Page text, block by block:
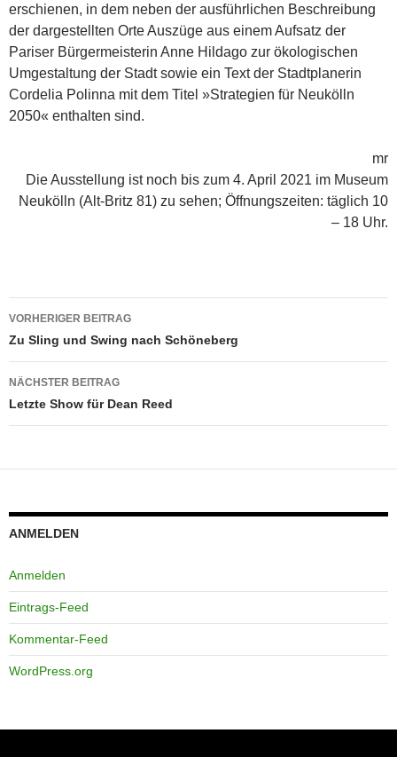
erschienen, in dem neben der ausführlichen Beschreibung
der dargestellten Orte Auszüge aus einem Aufsatz der
Pariser Bürgermeisterin Anne Hildago zur ökologischen
Umgestaltung der Stadt sowie ein Text der Stadtplanerin
Cordelia Polinna mit dem Titel »Strategien für Neukölln
2050« enthalten sind.
mr
Die Ausstellung ist noch bis zum 4. April 2021 im Museum
Neukölln (Alt-Britz 81) zu sehen; Öffnungszeiten: täglich 10
– 18 Uhr.
Beitragsnavigation
VORHERIGER BEITRAG
Zu Sling und Swing nach Schöneberg
NÄCHSTER BEITRAG
Letzte Show für Dean Reed
ANMELDEN
Anmelden
Eintrags-Feed
Kommentar-Feed
WordPress.org